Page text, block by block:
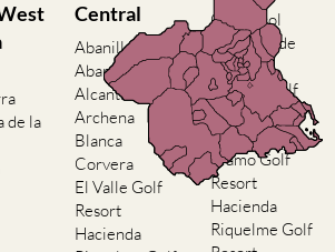
de la
Central
Abanilla
Abaran
Alcantarilla
Archena
Blanca
Corvera
El Valle Golf
Resort
Hacienda
Camposol
Condado de
Alhama
El Valle Golf
Resort
Hacienda del
Alamo Golf
Resort
Hacienda
Riquelme Golf